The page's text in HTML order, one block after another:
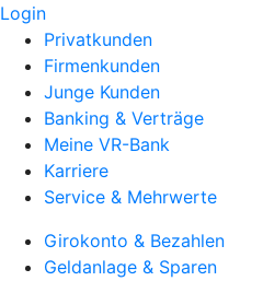
Login
Privatkunden
Firmenkunden
Junge Kunden
Banking & Verträge
Meine VR-Bank
Karriere
Service & Mehrwerte
Girokonto & Bezahlen
Geldanlage & Sparen